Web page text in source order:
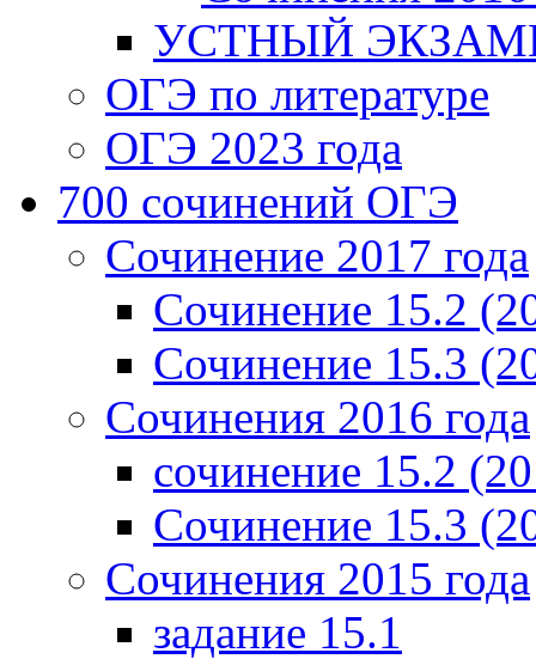
УСТНЫЙ
ОГЭ по литературе
ОГЭ 2023 года
700 cочинений ОГЭ
Сочинение 2017 года
Сочинение 15.2
Сочинение 15.3
Сочинения 2016 года
сочинение 15.2
Сочинение 15.3
Сочинения 2015 года
задание 15.1